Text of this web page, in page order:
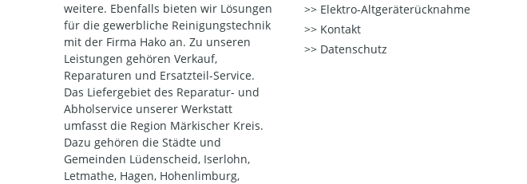
weitere. Ebenfalls bieten wir Lösungen
für die gewerbliche Reinigungstechnik
mit der Firma Hako an. Zu unseren
Leistungen gehören Verkauf,
Reparaturen und Ersatzteil-Service.
Das Liefergebiet des Reparatur- und
Abholservice unserer Werkstatt
umfasst die Region Märkischer Kreis.
Dazu gehören die Städte und
Gemeinden Lüdenscheid, Iserlohn,
Letmathe, Hagen, Hohenlimburg,
Elektro-Altgeräterücknahme
Kontakt
Datenschutz